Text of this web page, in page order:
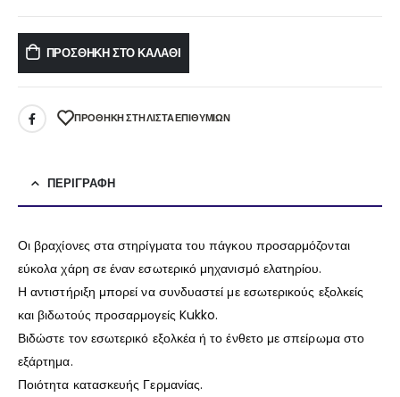
ΠΡΟΣΘΉΚΗ ΣΤΟ ΚΑΛΆΘΙ
ΠΡΌΘΉΚΗ ΣΤΗ ΛΊΣΤΑ ΕΠΙΘΥΜΙΏΝ
ΠΕΡΙΓΡΑΦΉ
Οι βραχίονες στα στηρίγματα του πάγκου προσαρμόζονται
εύκολα χάρη σε έναν εσωτερικό μηχανισμό ελατηρίου.
Η αντιστήριξη μπορεί να συνδυαστεί με εσωτερικούς εξολκείς
και βιδωτούς προσαρμογείς Kukko.
Βιδώστε τον εσωτερικό εξολκέα ή το ένθετο με σπείρωμα στο
εξάρτημα.
Ποιότητα κατασκευής Γερμανίας.